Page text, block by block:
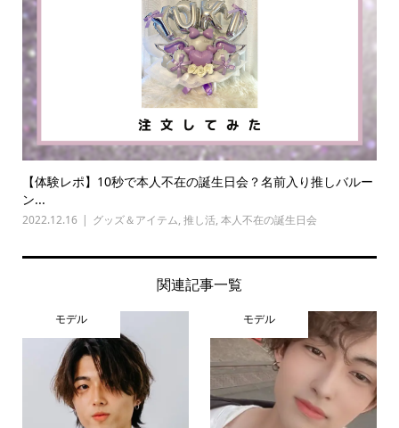
【体験レポ】10秒で本人不在の誕生日会？名前入り推しバルー
ン...
2022.12.16 グッズ＆アイテム, 推し活, 本人不在の誕生日会
関連記事一覧
モデル モデル